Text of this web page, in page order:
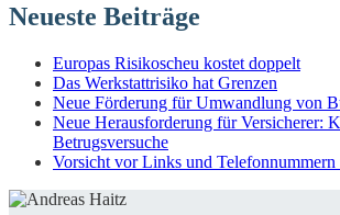
Neueste Beiträge
Europas Risikoscheu kostet doppelt
Das Werkstattrisiko hat Grenzen
Neue Förderung für Umwandlung von
Neue Herausforderung für Versicherer:
Betrugsversuche
Vorsicht vor Links und Telefonnummern